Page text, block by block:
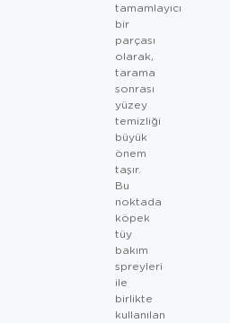
tamamlayıcı
bir
parçası
olarak,
tarama
sonrası
yüzey
temizliği
büyük
önem
taşır.
Bu
noktada
köpek
tüy
bakım
spreyleri
ile
birlikte
kullanılan